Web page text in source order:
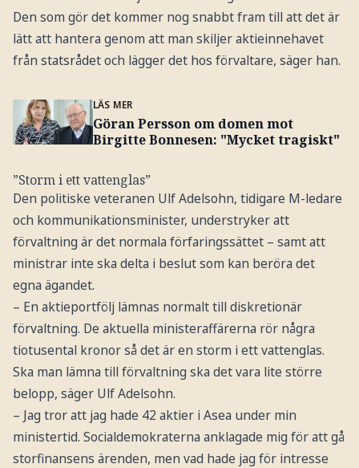
Den som gör det kommer nog snabbt fram till att det är
lätt att hantera genom att man skiljer aktieinnehavet
från statsrådet och lägger det hos förvaltare, säger han.
LÄS MER
Göran Persson om domen mot
Birgitte Bonnesen: "Mycket tragiskt"
”Storm i ett vattenglas”
Den politiske veteranen Ulf Adelsohn, tidigare M-ledare
och kommunikationsminister, understryker att
förvaltning är det normala förfaringssättet – samt att
ministrar inte ska delta i beslut som kan beröra det
egna ägandet.
– En aktieportfölj lämnas normalt till diskretionär
förvaltning. De aktuella ministeraffärerna rör några
tiotusental kronor så det är en storm i ett vattenglas.
Ska man lämna till förvaltning ska det vara lite större
belopp, säger Ulf Adelsohn.
– Jag tror att jag hade 42 aktier i Asea under min
ministertid. Socialdemokraterna anklagade mig för att gå
storfinansens ärenden, men vad hade jag för intresse